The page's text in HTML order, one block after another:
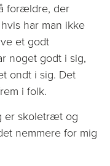
forældre, der
har man ikke
et godt
noget godt i sig,
ondt i sig. Det
i folk.
er skoletræt og
nemmere for mig